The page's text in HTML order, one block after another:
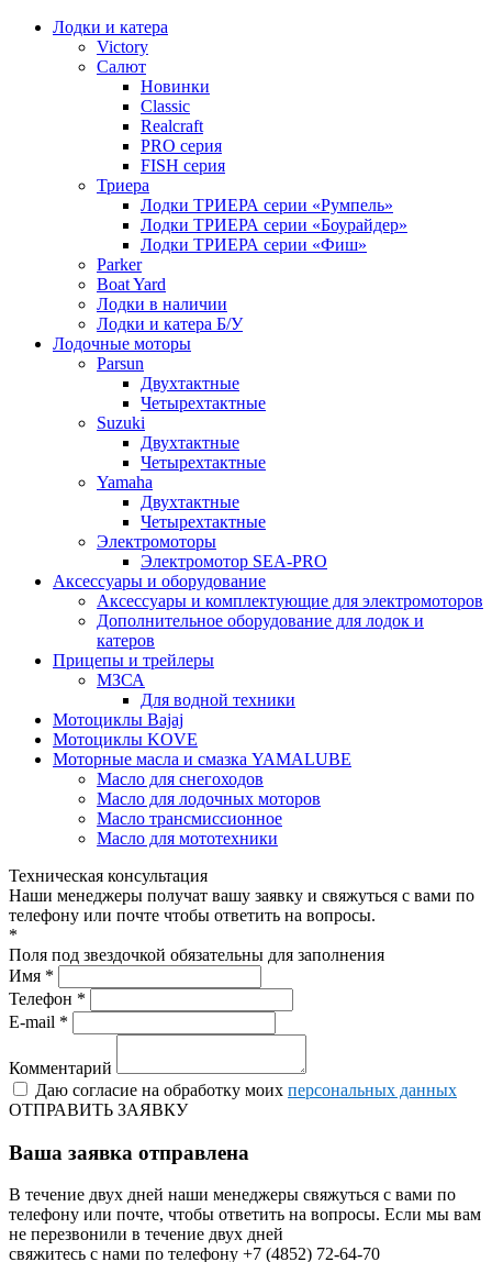
Лодки и катера
Victory
Салют
Новинки
Classic
Realcraft
PRO серия
FISH серия
Триера
Лодки ТРИЕРА серии «Румпель»
Лодки ТРИЕРА серии «Боурайдер»
Лодки ТРИЕРА серии «Фиш»
Parker
Boat Yard
Лодки в наличии
Лодки и катера Б/У
Лодочные моторы
Parsun
Двухтактные
Четырехтактные
Suzuki
Двухтактные
Четырехтактные
Yamaha
Двухтактные
Четырехтактные
Электромоторы
Электромотор SEA-PRO
Аксессуары и оборудование
Аксессуары и комплектующие для электромоторов
Дополнительное оборудование для лодок и
катеров
Прицепы и трейлеры
МЗСА
Для водной техники
Мотоциклы Bajaj
Мотоциклы KOVE
Моторные масла и смазка YAMALUBE
Масло для снегоходов
Масло для лодочных моторов
Масло трансмиссионное
Масло для мототехники
Техническая консультация
Наши менеджеры получат вашу заявку и свяжуться с вами по
телефону или почте чтобы ответить на вопросы.
*
Поля под звездочкой обязательны для заполнения
Имя *
Телефон *
E-mail *
Комментарий
Даю согласие на обработку моих персональных данных
ОТПРАВИТЬ ЗАЯВКУ
Ваша заявка отправлена
В течение двух дней наши менеджеры свяжуться с вами по
телефону или почте, чтобы ответить на вопросы. Если мы вам
не перезвонили в течение двух дней
свяжитесь с нами по телефону +7 (4852) 72-64-70